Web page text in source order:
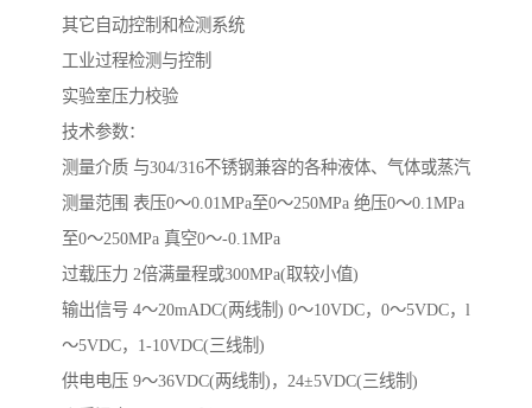
其它自动控制和检测系统
工业过程检测与控制
实验室压力校验
技术参数：
测量介质 与304/316不锈钢兼容的各种液体、气体或蒸汽
测量范围 表压0～0.01MPa至0～250MPa 绝压0～0.1MPa
至0～250MPa 真空0～-0.1MPa
过载压力 2倍满量程或300MPa(取较小值)
输出信号 4～20mADC(两线制) 0～10VDC，0～5VDC，l
～5VDC，1-10VDC(三线制)
供电电压 9～36VDC(两线制)，24±5VDC(三线制)